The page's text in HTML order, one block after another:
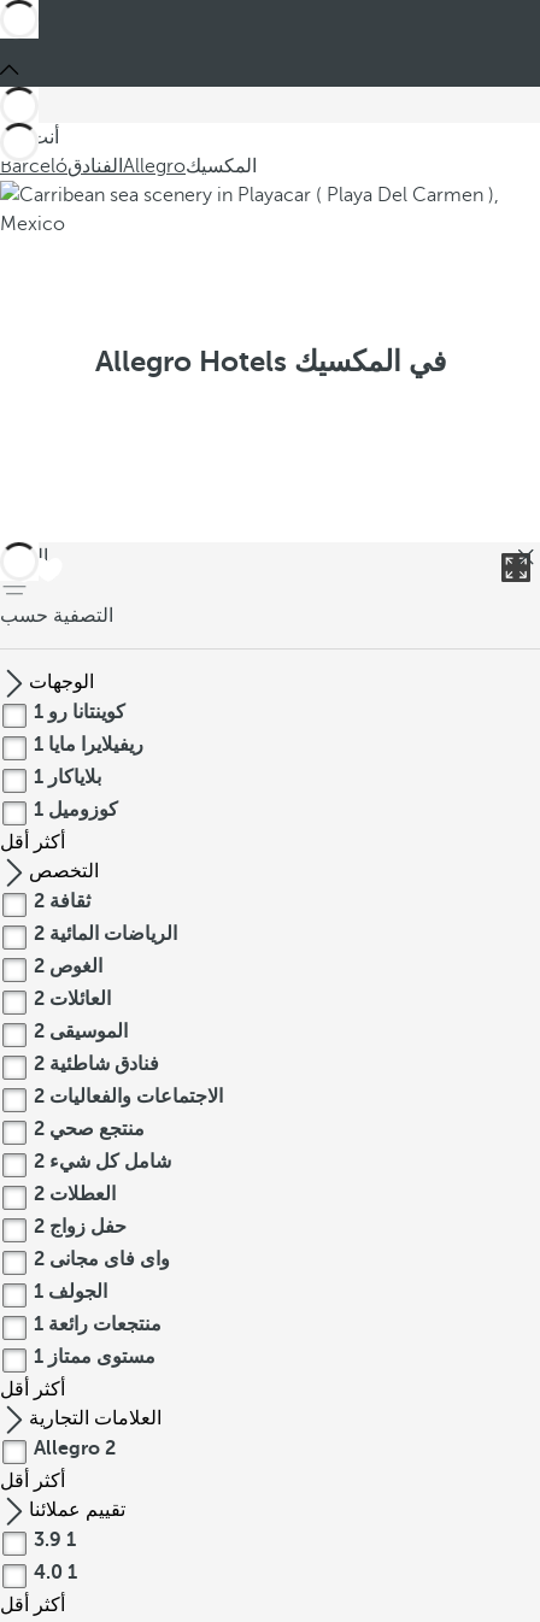
أنت في
Barcelóالفنادق Allegroالمكسيك
Allegro Hotels في المكسيك
العودة
التصفية حسب
الوجهات
كوينتانا رو 1
ريفيلايرا مايا 1
بلاياكار 1
كوزوميل 1
أكثر
أقل
التخصص
ثقافة 2
الرياضات المائية 2
الغوص 2
العائلات 2
الموسيقى 2
فنادق شاطئية 2
الاجتماعات والفعاليات 2
منتجع صحي 2
شامل كل شيء 2
العطلات 2
حفل زواج 2
واى فاى مجانى 2
الجولف 1
منتجعات رائعة 1
مستوى ممتاز 1
أكثر
أقل
العلامات التجارية
Allegro 2
أكثر
أقل
تقييم عملائنا
3.9 1
4.0 1
أكثر
أقل